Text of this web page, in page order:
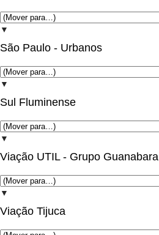
▼
São Paulo - Urbanos
▼
Sul Fluminense
▼
Viação UTIL - Grupo Guanabara
▼
Viação Tijuca